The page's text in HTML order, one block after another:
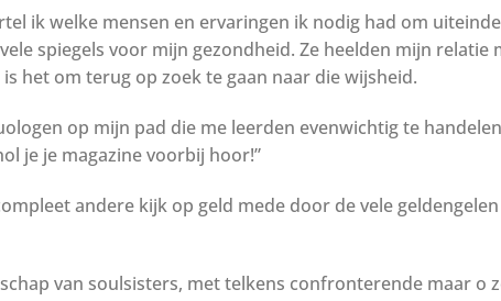
ik welke mensen en ervaringen ik nodig had om
spiegels voor mijn gezondheid. Ze heelden mijn
het om terug op zoek te gaan naar die wijsheid.
op mijn pad die me leerden evenwichtig te
je je magazine voorbij hoor!”
andere kijk op geld mede door de vele
van soulsisters, met telkens confronterende maar